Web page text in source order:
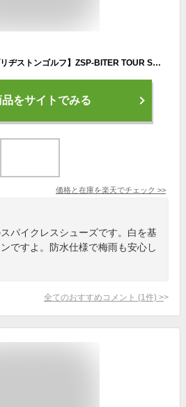
【2020年秋冬モデル】【ブリヂストンゴルフ】ZSP-BITER TOUR SHG100 TRゼロ・スパイク バイター ツアートリコロール/メンズ ゴルフシューズBoaフィットシステム搭載スパイクレス/セメント製法/防水仕様/3E【BRIDGESTONE GOLF】【日本正規品】
品をサイトでみる
価格と在庫を楽天でチェック >>
パイクレスシューズです。白を基
ですよ。防水仕様で梅雨も安心し
全てのおすすめコメント (1 件) >